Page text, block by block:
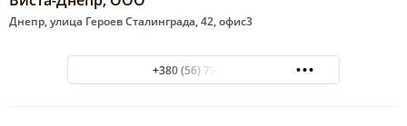
Днепр, улица Героев Сталинграда, 42, офис3
+380 (56) 792-74-67